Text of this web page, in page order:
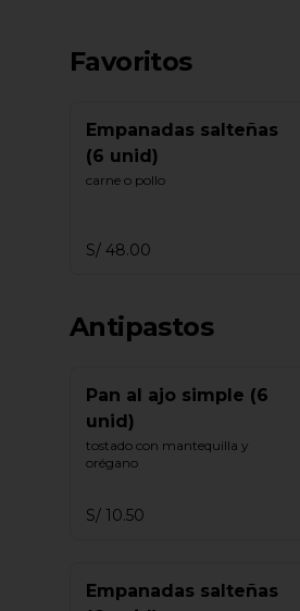
Favoritos
Empanadas salteñas
(6 unid)
carne o pollo
S/ 48.00
Antipastos
Pan al ajo simple (6
unid)
tostado con mantequilla y
orégano
S/ 10.50
Empanadas salteñas